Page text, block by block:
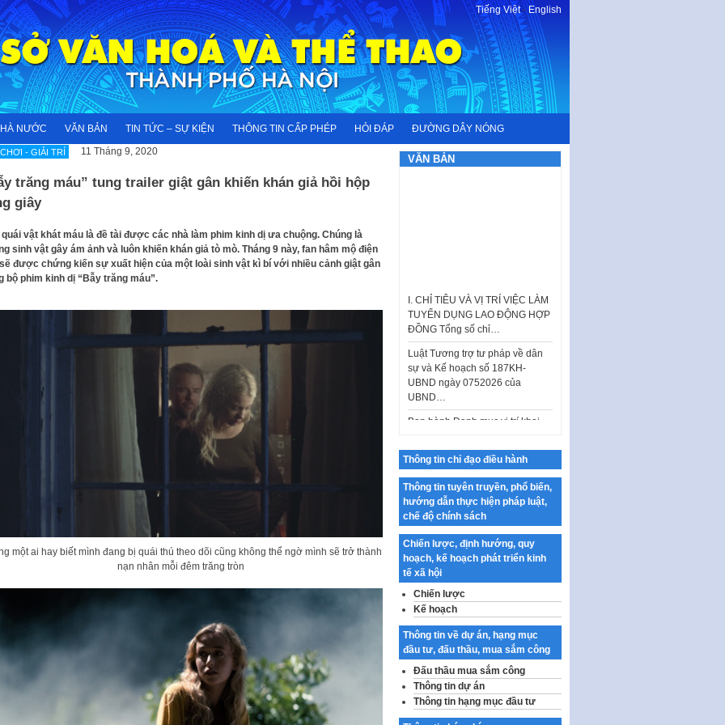
Tiếng Việt-English
NƯỚC VĂN BẢN TIN TỨC – SỰ KIỆN THÔNG TIN CẤP PHÉP HỎI ĐÁP ĐƯỜNG DÂY NÓNG
- GIẢI TRÍ 11 Tháng 9, 2020
trăng máu” tung trailer giật gân khiến khán giả hồi hộp
giây
vật khát máu là đề tài được các nhà làm phim kinh dị ưa chuộng. Chúng là
sinh vật gây ám ảnh và luôn khiến khán giả tò mò. Tháng 9 này, fan hâm mộ điện
được chứng kiến sự xuất hiện của một loài sinh vật kì bí với nhiều cảnh giật gân
bộ phim kinh dị “Bẫy trăng máu”.
một ai hay biết mình đang bị quái thú theo dõi cũng không thể ngờ mình sẽ trở thành
nạn nhân mỗi đêm trăng tròn
VĂN BẢN
ĐỒNG Tổng số chỉ…
Luật Tương trợ tư pháp về dân
sự và Kế hoạch số 187KH-
UBND ngày 0752026 của
UBND…
Ban hành Danh mục vị trí khai
thác quảng cáo trên địa bàn
thành phố Hà Nội
chính luận về bảo vệ nền tảng tư
tưởng của Đảng…
Công bố công khai dự toán kinh
phí xây dựng pháp luật, hoàn
thiện thể chế, chính…
Quy định về nghiên cứu, ứng
dụng khoa học, công nghệ, đổi
mới sáng tạo và chuyển…
Quy định chi tiết và hướng dẫn
thi hành một số điều của Luật Lý
lịch tư…
Sửa đổi, bổ sung một số nội
dung tại Nghị quyết số 30/NQ-
CP ngày 24 tháng 02…
Ban hành Chương trình hành
động của Chính phủ thực hiện
Thông tin chỉ đạo điều hành
Thông tin tuyên truyền, phổ biến,
hướng dẫn thực hiện pháp luật,
chế độ chính sách
Chiến lược, định hướng, quy
hoạch, kế hoạch phát triển kinh
tế xã hội
Chiến lược
Kế hoạch
Thông tin về dự án, hạng mục
đầu tư, đấu thầu, mua sắm công
Đấu thầu mua sắm công
Thông tin dự án
Thông tin hạng mục đầu tư